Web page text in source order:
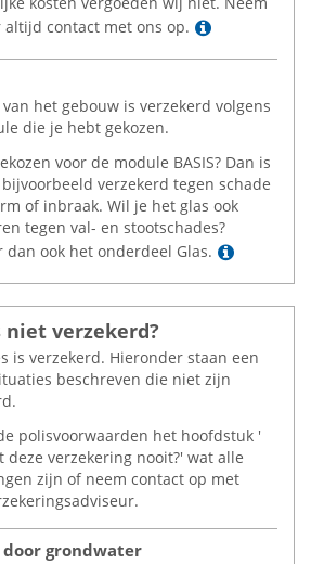
altijd contact met ons op.
Lees meer
van het gebouw is verzekerd volgens
die je hebt gekozen.
voor de module BASIS? Dan is
verzekerd tegen schade
of inbraak. Wil je het glas ook
tegen val- en stootschades?
dan ook het onderdeel Glas.
Lees
niet verzekerd?
is verzekerd. Hieronder staan een
beschreven die niet zijn
polisvoorwaarden het hoofdstuk '
deze verzekering nooit?' wat alle
zijn of neem contact op met
door grondwater